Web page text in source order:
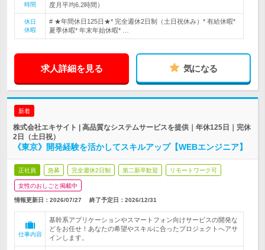
時間
度月平均6.2時間）
休日
休暇
# ★年間休日125日★* 完全週休2日制（土日祝休み）* 有給休暇*
夏季休暇* 年末年始休暇* …
求人詳細を見る 気になる
新着
株式会社エキサイト | 高品質なシステムサービスを提供｜年休125日｜完休
2日（土日祝）
《東京》開発経験を活かしてスキルアップ【WEBエンジニア】
正社員 急募 完全週休2日制 第二新卒歓迎 リモートワーク可
女性のおしごと掲載中
情報更新日：2026/07/27 終了予定日： 2026/12/31
仕事内容
基幹系アプリケーションやスマートフォン向けサービスの開発な
どをお任せ！あなたの希望やスキルに合ったプロジェクトへアサ
インします。